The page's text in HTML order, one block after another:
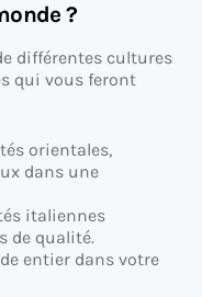
?
différentes cultures
qui vous feront
orientales,
dans une
italiennes
de qualité.
entier dans votre